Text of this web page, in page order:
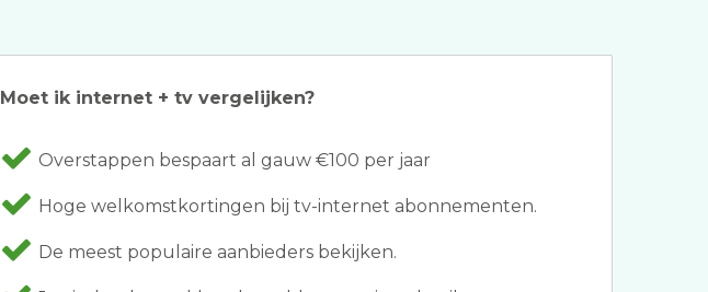
Moet ik internet + tv vergelijken?
Overstappen bespaart al gauw €100 per jaar
Hoge welkomstkortingen bij tv-internet abonnementen.
De meest populaire aanbieders bekijken.